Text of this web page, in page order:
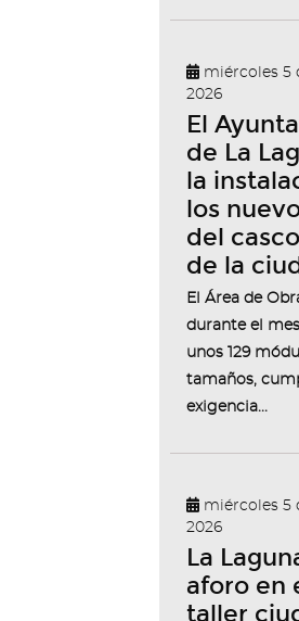
miércoles 5
2026
El
de La
la
los
del
de la
El Área de
durante el
unos 129
tamaños,
exigencia...
miércoles 5
2026
La
aforo en
taller